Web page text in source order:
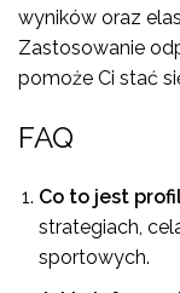
wyników oraz
Zastosowanie
pomoże Ci stać
FAQ
Co to jest
strategiach,
sportowych.